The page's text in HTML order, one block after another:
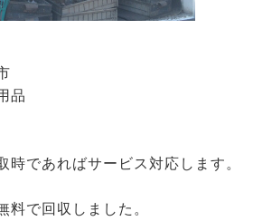
品
時であればサービス対応します。
料で回収しました。